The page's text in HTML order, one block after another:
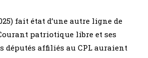
fait état d’une autre ligne de
patriotique libre et ses
députés affiliés au CPL auraient